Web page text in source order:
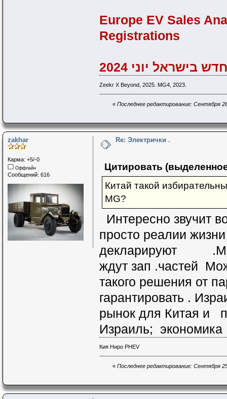
Europe EV Sales
Registrations
בישראל יוני 2024
Zeekr X Beyond, 2025. MG4, 2023.
« Последнее редактирование: Сентября
zakhar
Карма: +5/-0
Оффлайн
Сообщений: 616
Re: Электрички .
Цитировать
Китай такой
MG?
Интересно звучит
просто реалии
декларируют
ждут зап .частей
такого решения от
гарантировать .
рынок для Китая и
Израиль;
Кия Ниро PHEV
« Последнее редактирование: Сентября